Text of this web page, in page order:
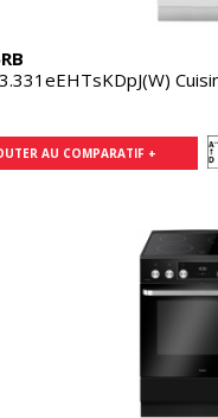
AU COMPARATIF +